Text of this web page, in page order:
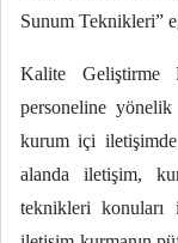
Sunum Teknikleri”
Kalite Geliştirme
personeline
kurum içi
alanda iletişim,
teknikleri